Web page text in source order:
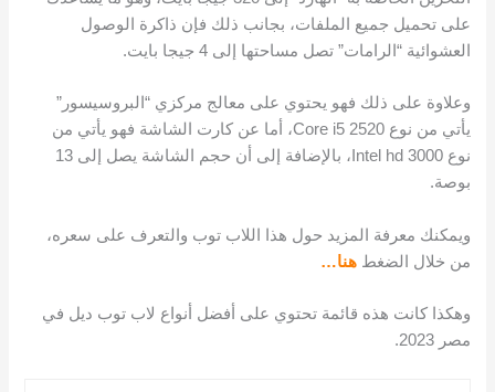
على تحميل جميع الملفات، بجانب ذلك فإن ذاكرة الوصول
العشوائية “الرامات” تصل مساحتها إلى 4 جيجا بايت.
وعلاوة على ذلك فهو يحتوي على معالج مركزي “البروسيسور”
يأتي من نوع Core i5 2520، أما عن كارت الشاشة فهو يأتي من
نوع Intel hd 3000، بالإضافة إلى أن حجم الشاشة يصل إلى 13
بوصة.
ويمكنك معرفة المزيد حول هذا اللاب توب والتعرف على سعره،
من خلال الضغطهنا…
وهكذا كانت هذه قائمة تحتوي على أفضل أنواع لاب توب ديل في
مصر 2023.